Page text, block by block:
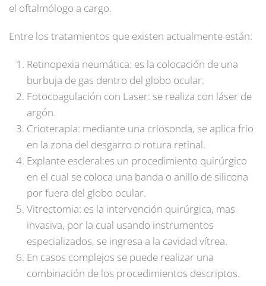
el oftalmólogo a cargo.
Entre los tratamientos que existen actualmente están:
Retinopexia neumática: es la colocación de una
burbuja de gas dentro del globo ocular.
Fotocoagulación con Laser: se realiza con láser de
argón.
Crioterapia: mediante una criosonda, se aplica frio
en la zona del desgarro o rotura retinal.
Explante escleral:es un procedimiento quirúrgico
en el cual se coloca una banda o anillo de silicona
por fuera del globo ocular.
Vitrectomia: es la intervención quirúrgica, mas
invasiva, por la cual usando instrumentos
especializados, se ingresa a la cavidad vítrea.
En casos complejos se puede realizar una
combinación de los procedimientos descriptos.